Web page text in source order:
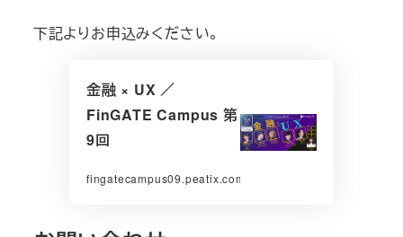
下記よりお申込みください。
金融 × UX ／
FinGATE Campus 第
9回
fingatecampus09.peatix.com